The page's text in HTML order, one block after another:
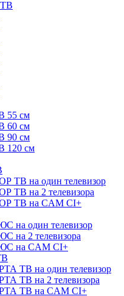
55 см
60 см
90 см
120 см
ТВ на один телевизор
ТВ на 2 телевизора
ТВ на CAM CI+
на один телевизор
на 2 телевизора
на CAM CI+
ТВ на один телевизор
ТВ на 2 телевизора
ТВ на CAM CI+